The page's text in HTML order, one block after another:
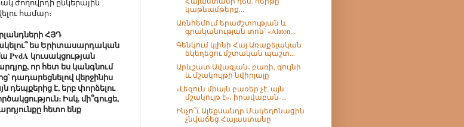
ժողովրդի ընկերային
համար։
ՀՅԴ
ես Երիտասարդական
PvdA կուսակցության
որ հետ ես կանգնում
դադարեցնելով վերջինիս
դեպքերից է, երբ փորձելու
Իսկ, մի՞գուցե,
հետո ենք
կաթնամթերք...
Առնհեմում երաժշտության և
գրականության տոն՝ «Alaton...
Գենկում կլինի Հայ Առաքելական
եկեղեցու մշտական պաշտ...
Արևշատ Ավագյան․ բառի, գույնի
և մշակույթի նվիրյալը
«Լեզուն միայն բառեր չէ, այն
մշակույթ է»․ իրավաբան-...
Ինչո՞ւ Ալեքսանդր Մակեդոնացին
չնվաճեց Հայաստանը